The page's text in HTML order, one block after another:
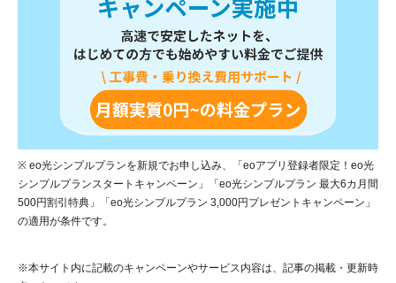
※ eo光シンプルプランを新規でお申し込み、「eoアプリ登録者限定！eo光
シンプルプランスタートキャンペーン」「eo光シンプルプラン 最大6カ月間
500円割引特典」「eo光シンプルプラン 3,000円プレゼントキャンペーン」
の適用が条件です。
※本サイト内に記載のキャンペーンやサービス内容は、記事の掲載・更新時